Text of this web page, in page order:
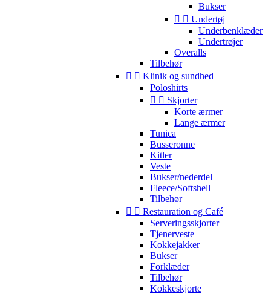
Bukser
  Undertøj
Underbenklæder
Undertrøjer
Overalls
Tilbehør
  Klinik og sundhed
Poloshirts
  Skjorter
Korte ærmer
Lange ærmer
Tunica
Busseronne
Kitler
Veste
Bukser/nederdel
Fleece/Softshell
Tilbehør
  Restauration og Café
Serveringsskjorter
Tjenerveste
Kokkejakker
Bukser
Forklæder
Tilbehør
Kokkeskjorte